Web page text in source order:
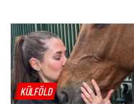
KÜLFÖLD